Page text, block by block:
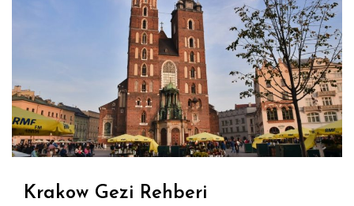
Krakow Gezi Rehberi